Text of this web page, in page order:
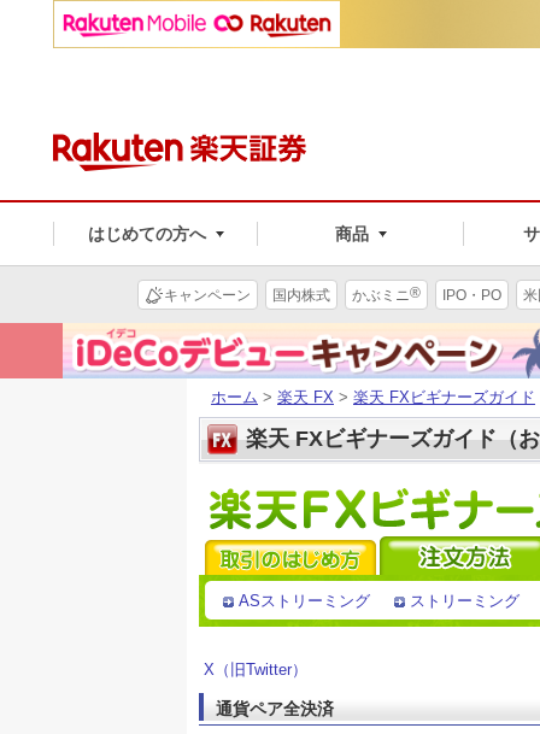
はじめての方へ 商品
キャンペーン 国内株式 かぶミニ® IPO・PO
ホーム > 楽天 FX > 楽天 FXビギナーズガイド
楽天 FXビギナーズガイド（
ASストリーミング ストリーミング
X（旧Twitter）
通貨ペア全決済